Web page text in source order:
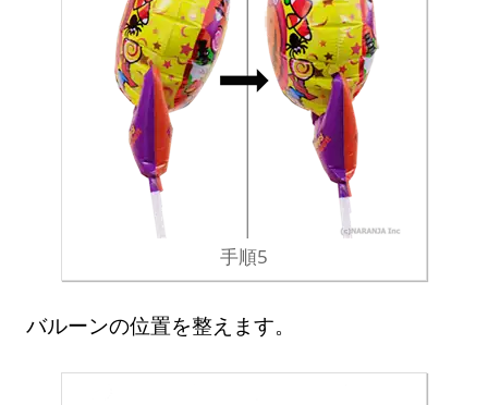
手順5
バルーンの位置を整えます。